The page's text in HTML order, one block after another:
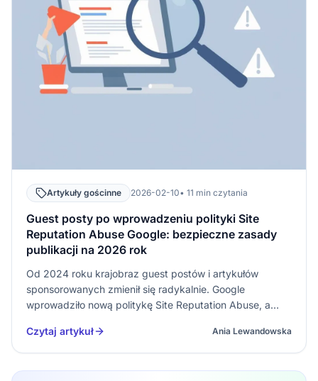
Artykuły gościnne 2026-02-10• 11 min czytania
Guest posty po wprowadzeniu polityki Site
Reputation Abuse Google: bezpieczne zasady
publikacji na 2026 rok
Od 2024 roku krajobraz guest postów i artykułów
sponsorowanych zmienił się radykalnie. Google
wprowadziło nową politykę Site Reputation Abuse, a
coraz lepiej wspierane algorytmicznie – uderzyło w
serwisy, które masowo publikował…
Czytaj artykuł Ania Lewandowska